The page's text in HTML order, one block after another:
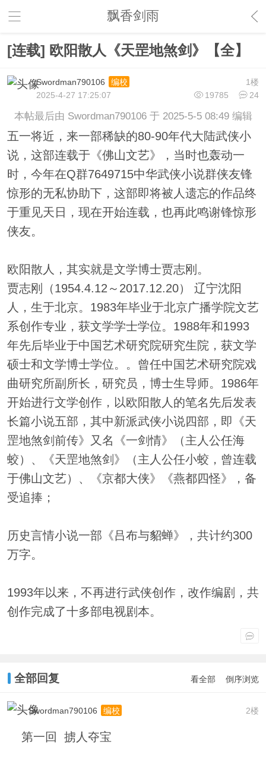
飘香剑雨
[连载] 欧阳散人《天罡地煞剑》【全】
1楼
Swordman790106
编校
19785
24
2025-4-27 17:25:07
本帖最后由 Swordman790106 于 2025-5-5 08:49 编辑
五一将近，来一部稀缺的80-90年代大陆武侠小
说，这部连载于《佛山文艺》，当时也轰动一
时，今年在Q群7649715中华武侠小说群侠友锋
惊形的无私协助下，这部即将被人遗忘的作品终
于重见天日，现在开始连载，也再此鸣谢锋惊形
侠友。
欧阳散人，其实就是文学博士贾志刚。
贾志刚（1954.4.12～2017.12.20） 辽宁沈阳
人，生于北京。1983年毕业于北京广播学院文艺
系创作专业，获文学学士学位。1988年和1993
年先后毕业于中国艺术研究院研究生院，获文学
硕士和文学博士学位。。曾任中国艺术研究院戏
曲研究所副所长，研究员，博士生导师。1986年
开始进行文学创作，以欧阳散人的笔名先后发表
长篇小说五部，其中新派武侠小说四部，即《天
罡地煞剑前传》又名《一剑情》（主人公任海
蛟）、《天罡地煞剑》（主人公任小蛟，曾连载
于佛山文艺）、《京都大侠》《燕都四怪》，备
受追捧；
历史言情小说一部《吕布与貂蝉》，共计约300
万字。
1993年以来，不再进行武侠创作，改作编剧，共
创作完成了十多部电视剧本。
全部回复 看全部 倒序浏览
2楼
Swordman790106 编校
第一回 掳人夺宝